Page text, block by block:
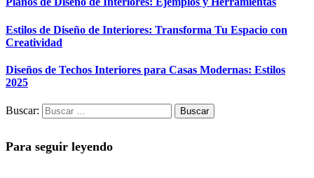
Estilos de Diseño de Interiores: Transforma Tu Espacio con
Creatividad
Diseños de Techos Interiores para Casas Modernas: Estilos
2025
Buscar:
Para seguir leyendo